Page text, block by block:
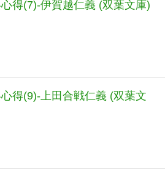
得(7)-伊賀越仁義 (双葉文庫)
得(9)-上田合戦仁義 (双葉文